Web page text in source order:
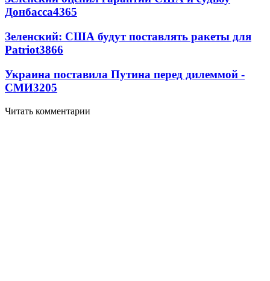
Донбасса4365
Зеленский: США будут поставлять ракеты для
Patriot3866
Украина поставила Путина перед дилеммой -
СМИ3205
Читать комментарии